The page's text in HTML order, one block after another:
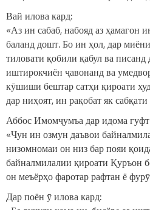
Вай илова кард:
«Аз ин сабаб, набояд аз ҳамагон
баланд дошт. Бо ин ҳол, дар
тиловати қобили қабул ва
иштирокчиён ҷавонанд ва
кӯшиши бештар сатҳи қироати
дар ниҳоят, ин рақобат як
Аббос Имомҷумъа дар идома
«Чун ин озмун даъвои
низомномаи он низ бар пояи
байналмилалии қироати Қуръон
он меъёрҳо фаротар рафтан ё
Дар поён ӯ илова кард: